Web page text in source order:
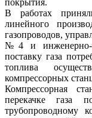
В работах
линейного
газопроводов,
№4 и инженерно-
поставку газа
топлива
компрессорных
Компрессорная
перекачке газа
трубопроводному